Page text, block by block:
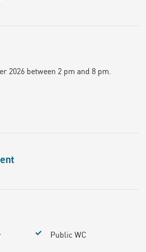
2026 between 2 pm and 8 pm.
Public WC